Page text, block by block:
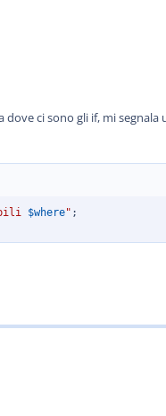
ci sono gli if, mi segnala
$where" ;